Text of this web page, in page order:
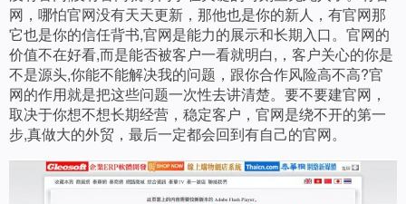
网，哪怕官网没有天天更新，那他也是你的新人，有官网那
它也是你的信任背书,官网是能力的展示和长期入口。官网的
价值不在好看,而是能否被客户一看就明白,，客户关心的你是
不是源头,你能不能解决我的问题，跟你合作风险高不高?官
网的作用就是把这些问题一次性去讲清楚。要不要建官网，
取决于你想不想长期经营，稳定客户，官网是绕不开的第一
步,真做大的外贸，最后一定都会回到有自己的官网。